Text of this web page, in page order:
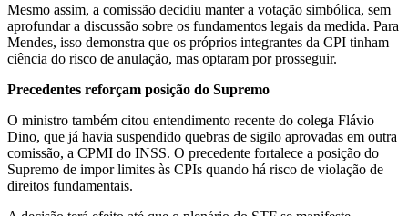
Mesmo assim, a comissão decidiu manter a votação simbólica, sem
aprofundar a discussão sobre os fundamentos legais da medida. Para
Mendes, isso demonstra que os próprios integrantes da CPI tinham
ciência do risco de anulação, mas optaram por prosseguir.
Precedentes reforçam posição do Supremo
O ministro também citou entendimento recente do colega Flávio
Dino, que já havia suspendido quebras de sigilo aprovadas em outra
comissão, a CPMI do INSS. O precedente fortalece a posição do
Supremo de impor limites às CPIs quando há risco de violação de
direitos fundamentais.